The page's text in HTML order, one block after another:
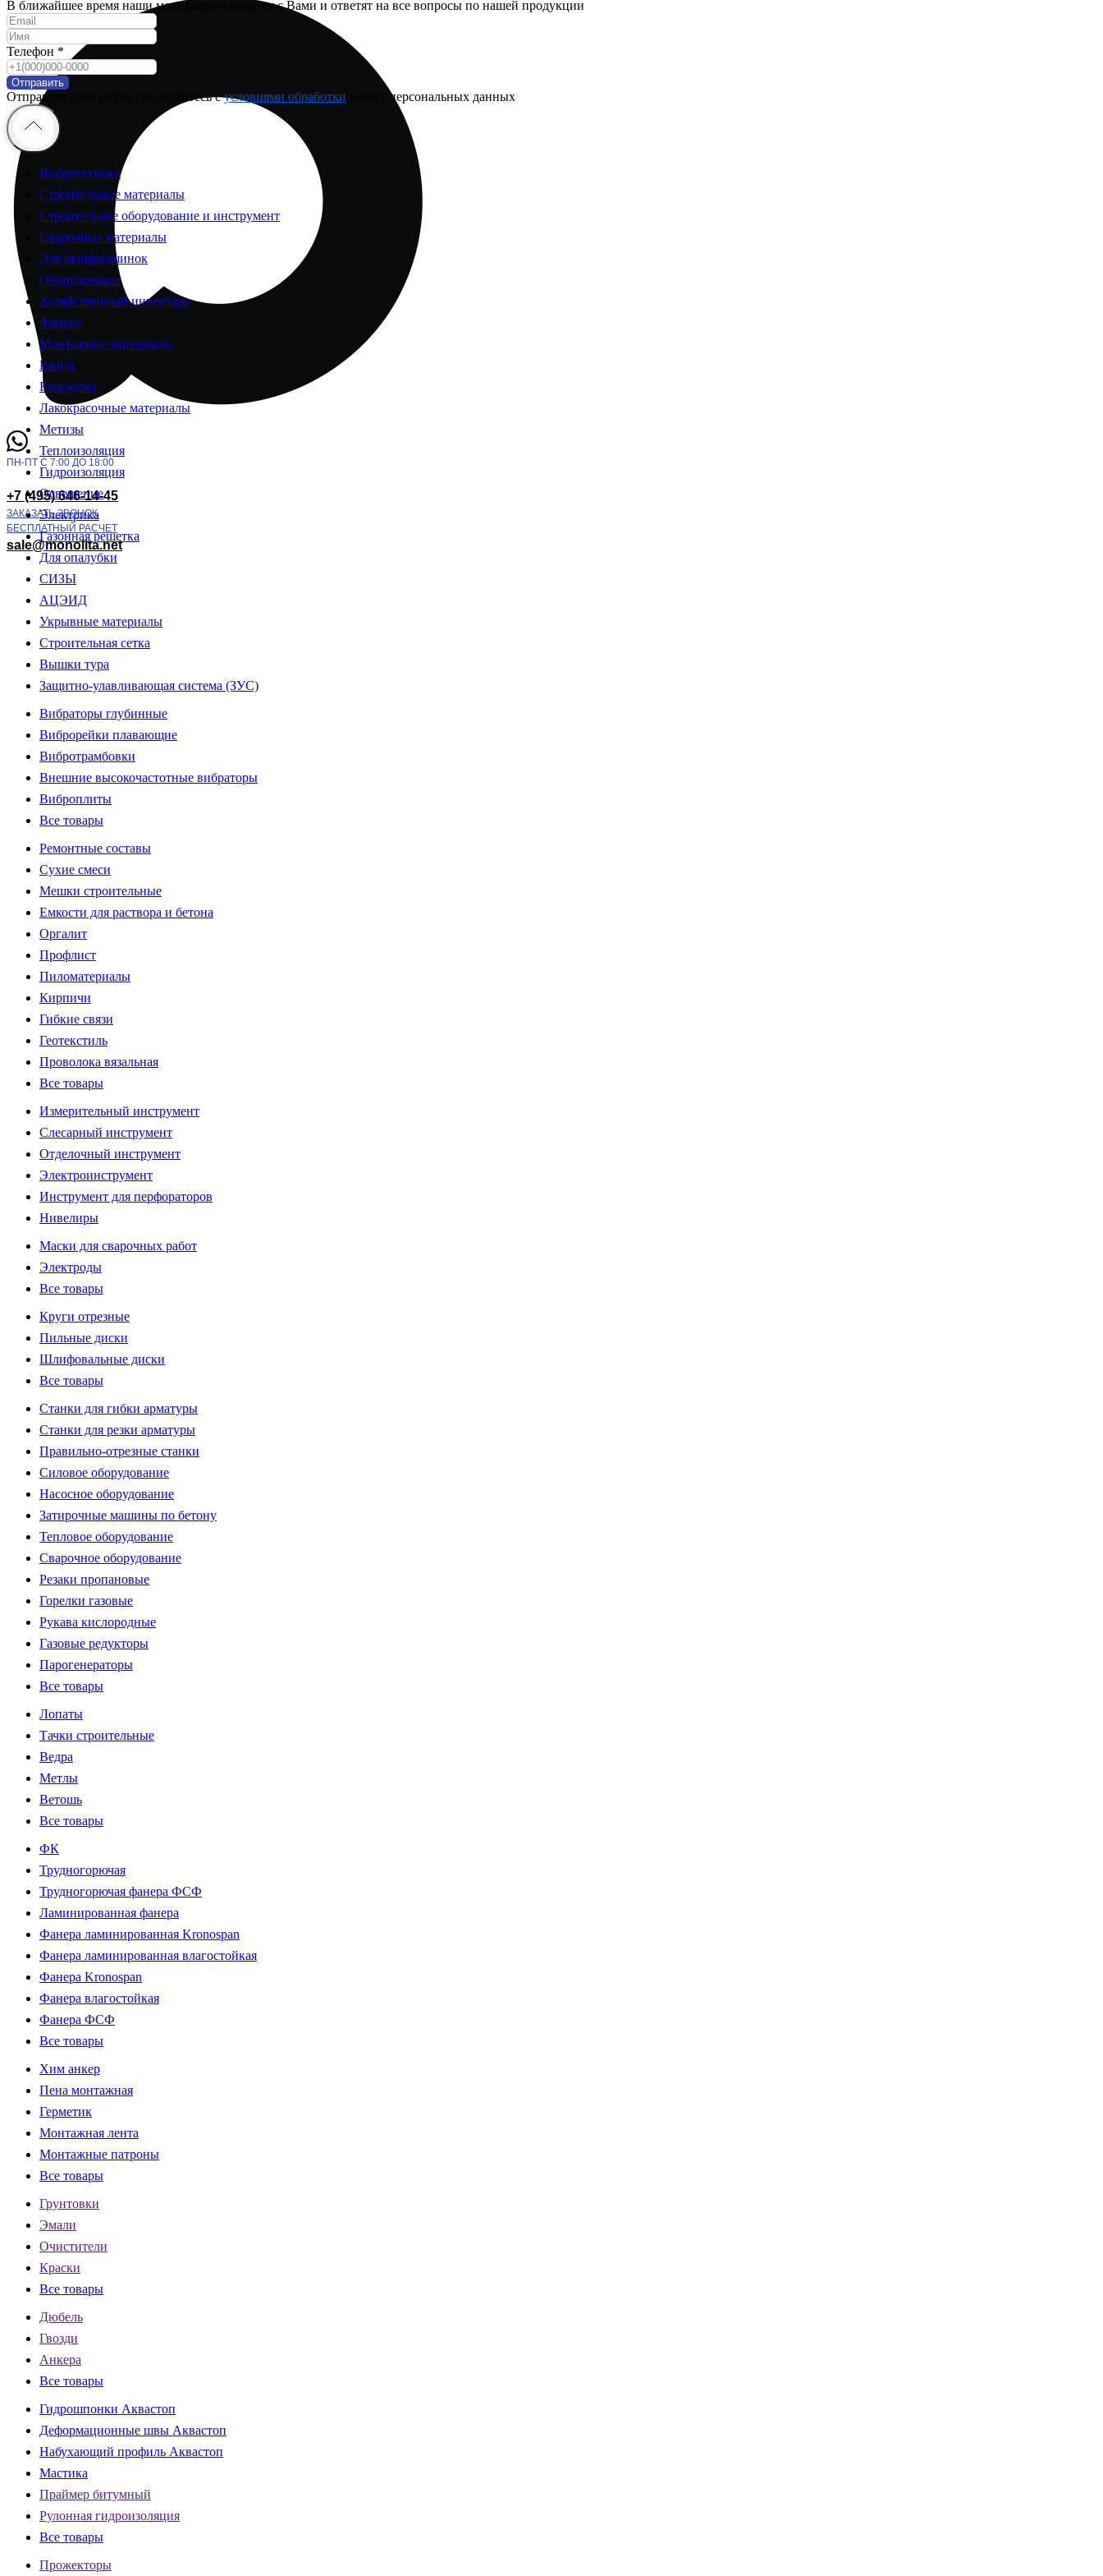
ПН-ПТ С 7:00 ДО 18:00
+7 (495) 646-14-45
ЗАКАЗАТЬ ЗВОНОК
БЕСПЛАТНЫЙ РАСЧЕТ
sale@monolita.net
В ближайшее время наши менеджеры свяжутся с Вами и ответят на все вопросы по нашей продукции
Телефон *
Отправить
Отправляя данные Вы соглашайтесь сусловиями обработки ваших персональных данных
Вибротехника
Строительные материалы
Строительное оборудование и инструмент
Сварочные материалы
Для шлифмашинок
Оборудование
Хозяйственный инвентарь
Фанера
Монтажные материалы
Рации
Еврокубы
Лакокрасочные материалы
Метизы
Теплоизоляция
Гидроизоляция
Освещение
Электрика
Газонная решетка
Для опалубки
СИЗЫ
АЦЭИД
Укрывные материалы
Строительная сетка
Вышки тура
Защитно-улавливающая система (ЗУС)
Вибраторы глубинные
Виброрейки плавающие
Вибротрамбовки
Внешние высокочастотные вибраторы
Виброплиты
Все товары
Ремонтные составы
Сухие смеси
Мешки строительные
Емкости для раствора и бетона
Оргалит
Профлист
Пиломатериалы
Кирпичи
Гибкие связи
Геотекстиль
Проволока вязальная
Все товары
Измерительный инструмент
Слесарный инструмент
Отделочный инструмент
Электроинструмент
Инструмент для перфораторов
Нивелиры
Маски для сварочных работ
Электроды
Все товары
Круги отрезные
Пильные диски
Шлифовальные диски
Все товары
Станки для гибки арматуры
Станки для резки арматуры
Правильно-отрезные станки
Силовое оборудование
Насосное оборудование
Затирочные машины по бетону
Тепловое оборудование
Сварочное оборудование
Резаки пропановые
Горелки газовые
Рукава кислородные
Газовые редукторы
Парогенераторы
Все товары
Лопаты
Тачки строительные
Ведра
Метлы
Ветошь
Все товары
ФК
Трудногорючая
Трудногорючая фанера ФСФ
Ламинированная фанера
Фанера ламинированная Kronospan
Фанера ламинированная влагостойкая
Фанера Kronospan
Фанера влагостойкая
Фанера ФСФ
Все товары
Хим анкер
Пена монтажная
Герметик
Монтажная лента
Монтажные патроны
Все товары
Грунтовки
Эмали
Очистители
Краски
Все товары
Дюбель
Гвозди
Анкера
Все товары
Гидрошпонки Аквастоп
Деформационные швы Аквастоп
Набухающий профиль Аквастоп
Мастика
Праймер битумный
Рулонная гидроизоляция
Все товары
Прожекторы